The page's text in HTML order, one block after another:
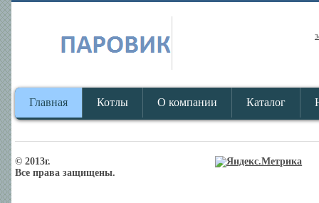
Главная Котлы О компании Каталог
© 2013г.
Все права защищены.